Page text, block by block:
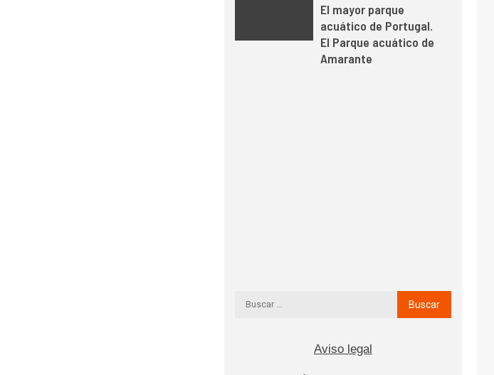
El mayor parque
acuático de Portugal.
El Parque acuático de
Amarante
Aviso legal